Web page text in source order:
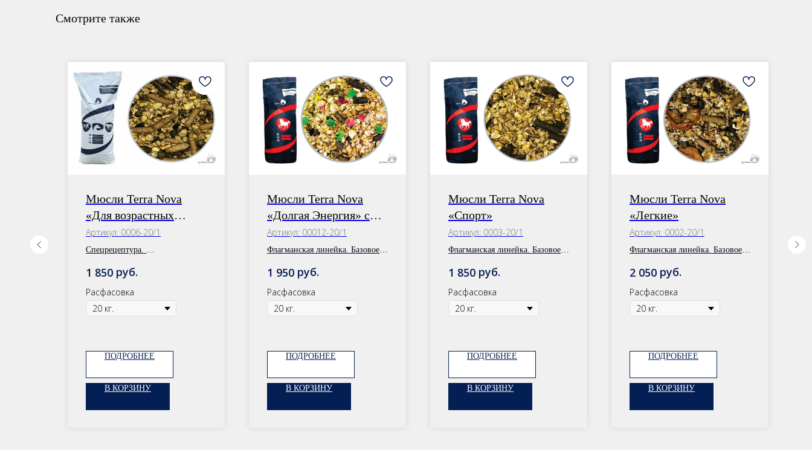
Смотрите также
Мюсли Terra Nova
«Для возрастных
лошадей»
Артикул: 0006-20/1
Спецрецептура.
1 850 руб.
Расфасовка
ПОДРОБНЕЕ
В КОРЗИНУ
Мюсли Terra Nova
«Долгая Энергия» с
цукатами
Артикул: 00012-20/1
Флагманская линейка. Базовое
Расфасовка: 30 кг/20 кг
1 950 руб.
Расфасовка
ПОДРОБНЕЕ
В КОРЗИНУ
Мюсли Terra Nova
«Спорт»
Артикул: 0003-20/1
Флагманская линейка. Базовое
Расфасовка: 30 кг/20 кг/10 кг
1 850 руб.
Расфасовка
ПОДРОБНЕЕ
В КОРЗИНУ
Мюсли Terra Nova
«Легкие»
Артикул: 0002-20/1
Флагманская линейка. Базовое
Расфасовка: 30 кг/20 кг
2 050 руб.
Расфасовка
ПОДРОБНЕЕ
В КОРЗИНУ